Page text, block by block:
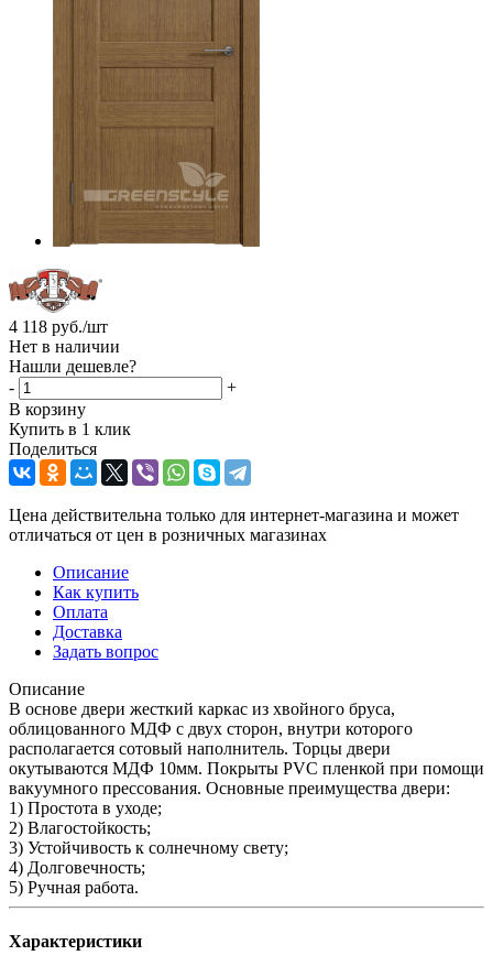
4 118 руб./шт
Нет в наличии
Нашли дешевле?
-
+
В корзину
Купить в 1 клик
Поделиться
Цена действительна только для интернет-магазина и может
отличаться от цен в розничных магазинах
Описание
Как купить
Оплата
Доставка
Задать вопрос
Описание
В основе двери жесткий каркас из хвойного бруса,
облицованного МДФ с двух сторон, внутри которого
располагается сотовый наполнитель. Торцы двери
окутываются МДФ 10мм. Покрыты PVC пленкой при помощи
вакуумного прессования. Основные преимущества двери:
1) Простота в уходе;
2) Влагостойкость;
3) Устойчивость к солнечному свету;
4) Долговечность;
5) Ручная работа.
Характеристики